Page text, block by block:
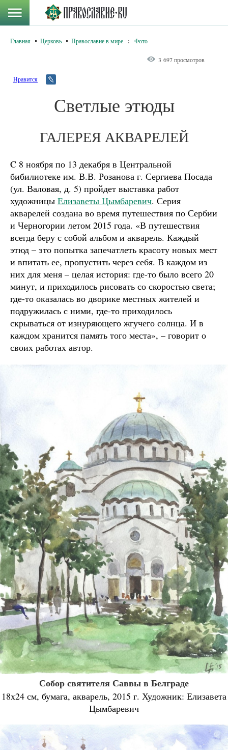
Главная Церковь Православие в мире : Фото
3 697 просмотров
Нравится
Светлые этюды
ГАЛЕРЕЯ АКВАРЕЛЕЙ
C 8 ноября по 13 декабря в Центральной
бибилиотеке им. В.В. Розанова г. Сергиева Посада
(ул. Валовая, д. 5) пройдет выставка работ
художницы Елизаветы Цымбаревич. Серия
акварелей создана во время путешествия по Сербии
и Черногории летом 2015 года. «В путешествия
всегда беру с собой альбом и акварель. Каждый
этюд – это попытка запечатлеть красоту новых мест
и впитать ее, пропустить через себя. В каждом из
них для меня – целая история: где-то было всего 20
минут, и приходилось рисовать со скоростью света;
где-то оказалась во дворике местных жителей и
подружилась с ними, где-то приходилось
скрываться от изнуряющего жгучего солнца. И в
каждом хранится память того места», – говорит о
своих работах автор.
Собор святителя Саввы в Белграде
18х24 см, бумага, акварель, 2015 г. Художник: Елизавета
Цымбаревич